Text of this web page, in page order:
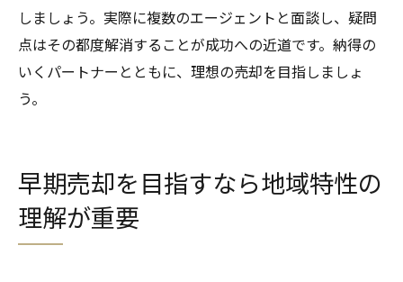
しましょう。実際に複数のエージェントと面談し、疑問
点はその都度解消することが成功への近道です。納得の
いくパートナーとともに、理想の売却を目指しましょ
う。
早期売却を目指すなら地域特性の
理解が重要